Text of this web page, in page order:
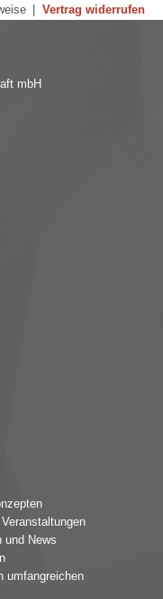
Vertrag widerrufen
mbH
und News
umfangreichen